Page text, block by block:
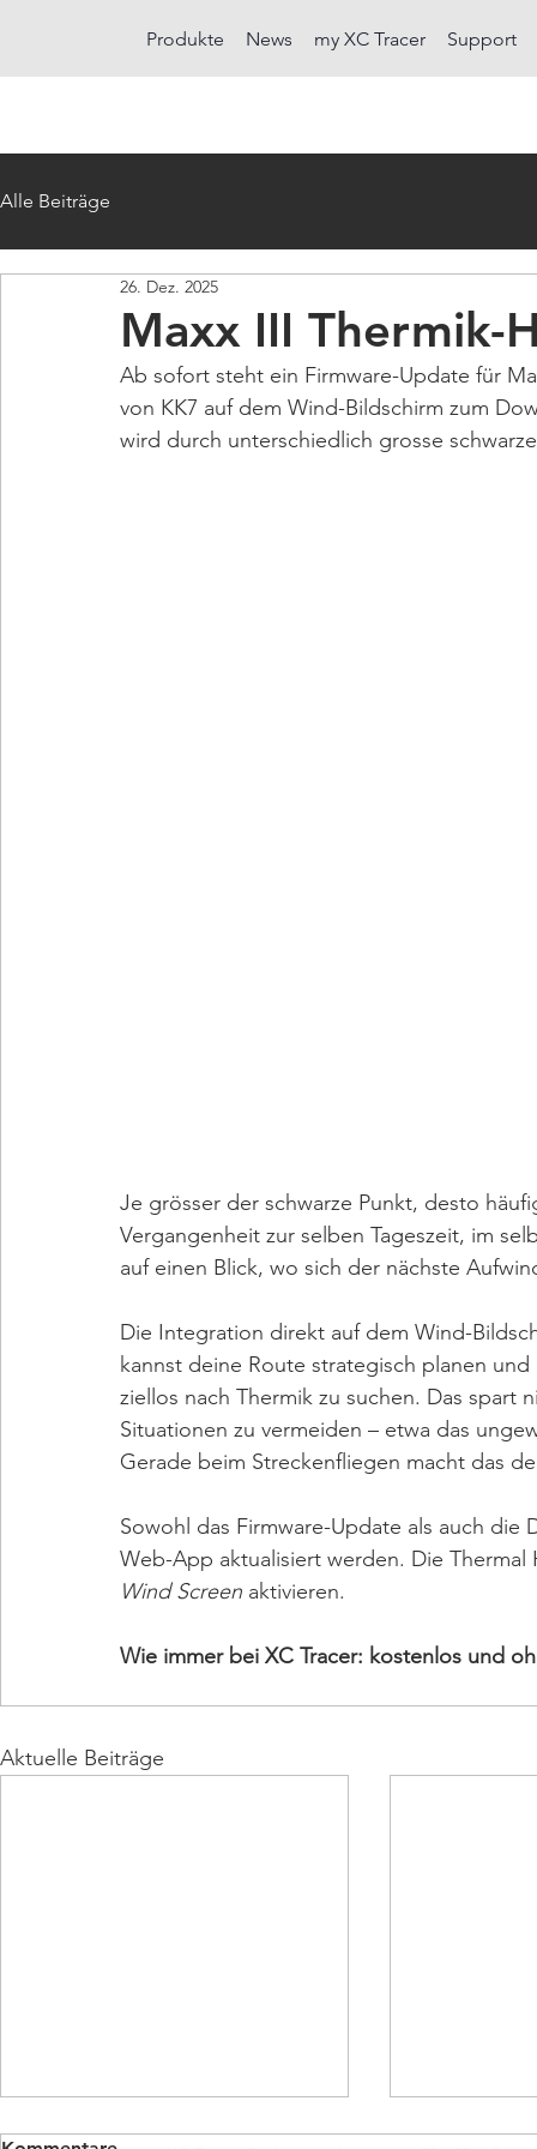
Produkte News my XC Tracer Support
Alle Beiträge
Maxx III Thermik-
26. Dez. 2025
Ab sofort steht ein Firmware-Update für
von KK7 auf dem Wind-Bildschirm zum
wird durch unterschiedlich grosse
Je grösser der schwarze Punkt, desto
Vergangenheit zur selben Tageszeit, im
auf einen Blick, wo sich der nächste
Die Integration direkt auf dem Wind-
kannst deine Route strategisch planen
ziellos nach Thermik zu suchen. Das
Situationen zu vermeiden – etwa das
Gerade beim Streckenfliegen macht das
Sowohl das Firmware-Update als auch
Web-App aktualisiert werden. Die
Wind Screen aktivieren.
Wie immer bei XC Tracer: kostenlos und
Aktuelle Beiträge